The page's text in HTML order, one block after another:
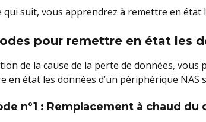
qui suit, vous apprendrez à remettre en état
pour remettre en état les
de la cause de la perte de données,
en état les données d’un périphérique NAS
n°1 : Remplacement à chaud